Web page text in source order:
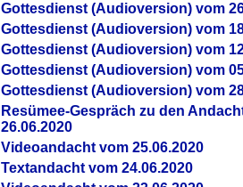
Gottesdienst (Audioversion) vom
Gottesdienst (Audioversion) vom
Gottesdienst (Audioversion) vom
Gottesdienst (Audioversion) vom
Gottesdienst (Audioversion) vom
Re­sü­mee-Gespräch zu den
26.06.2020
Videoandacht vom 25.06.2020
Textandacht vom 24.06.2020